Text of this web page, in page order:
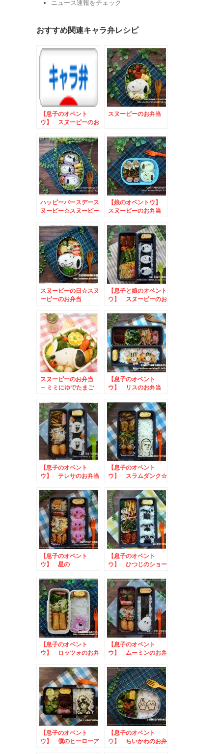
ニュース速報をチェック
おすすめ関連キャラ弁レシピ
【息子のオベント
ウ】 スヌーピーのお
スヌーピーのお弁当
ハッピーバースデース
ヌーピー☆スヌーピー
【娘のオベントウ】
スヌーピーのお弁当
スヌーピーの日☆スヌ
ーピーのお弁当
【息子と娘のオベント
ウ】 スヌーピーのお
スヌーピーのお弁当
– ミミにゆでたまご
【息子のオベント
ウ】 リスのお弁当
【息子のオベント
ウ】 テレサのお弁当
【息子のオベント
ウ】 スラムダンク☆
【息子のオベント
ウ】 星の
【息子のオベント
ウ】 ひつじのショー
おちゃんのお祝い弁当
グランプリ
【息子のオベント
ウ】 ロッツォのお弁
【息子のオベント
ウ】 ムーミンのお弁
【息子のオベント
ウ】 僕のヒーローア
【息子のオベント
ウ】 ちいかわのお弁